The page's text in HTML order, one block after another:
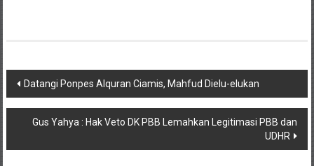
Navigasi
pos
Datangi Ponpes Alquran Ciamis, Mahfud Dielu-elukan
Gus Yahya : Hak Veto DK PBB Lemahkan Legitimasi PBB dan
UDHR